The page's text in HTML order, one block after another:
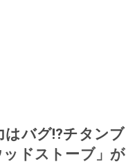
はバグ⁉チタンブ
ドストーブ」が